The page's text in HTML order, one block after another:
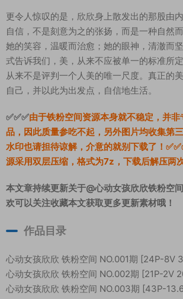
更令人惊叹的是，欣欣身上散发出的那股由
自信，不是刻意为之的张扬，而是一种自然
她的笑容，温暖而治愈；她的眼神，清澈而
式告诉我们，美，从来不应被单一的标准所
从来不是评判一个人美的唯一尺度。真正的
自己，并以此为出发点，自信地生活。
✅✅✅由于铁粉空间资源本身就不稳定，并
品，因此质量参吃不起，另外图片均收集第
水印也请担待谅解，介意的就别下载了！
源采用双层压缩，格式为7z，下载后解压两次
本文章持续更新关于@心动女孩欣欣铁粉空
欢可以关注收藏本文获取更多更新素材哦！
作品目录
心动女孩欣欣 铁粉空间 NO.001期 [24P-8V
心动女孩欣欣 铁粉空间 NO.002期 [21P-2V
心动女孩欣欣 铁粉空间 NO.003期 [43P-